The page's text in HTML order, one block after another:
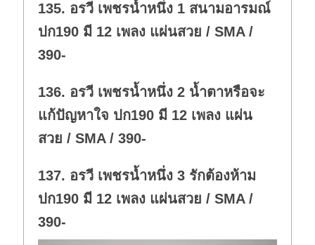
n
.
135. อรวี เพชรน้ำหนึ่ง 1 สนามอารมณ์
ปก190 มี 12 เพลง แผ่นสวย / SMA /
390-
136. อรวี เพชรน้ำหนึ่ง 2 น้ำตาหรือจะ
แก้ปัญหาใจ ปก190 มี 12 เพลง แผ่น
สวย / SMA / 390-
137. อรวี เพชรน้ำหนึ่ง 3 รักต้องห้าม
ปก190 มี 12 เพลง แผ่นสวย / SMA /
390-